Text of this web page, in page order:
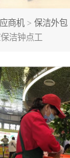
商机 > 保洁外包
洁钟点工